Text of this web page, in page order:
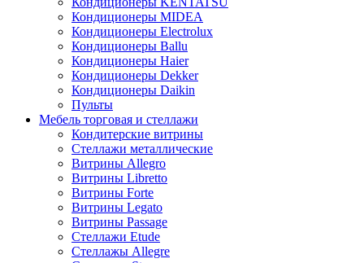
Кондиционеры MIDEA
Кондиционеры Electrolux
Кондиционеры Ballu
Кондиционеры Haier
Кондиционеры Dekker
Кондиционеры Daikin
Пульты
Мебель торговая и стеллажи
Кондитерские витрины
Стеллажи металлические
Витрины Allegro
Витрины Libretto
Витрины Forte
Витрины Legato
Витрины Passage
Стеллажи Etude
Стеллажы Allegre